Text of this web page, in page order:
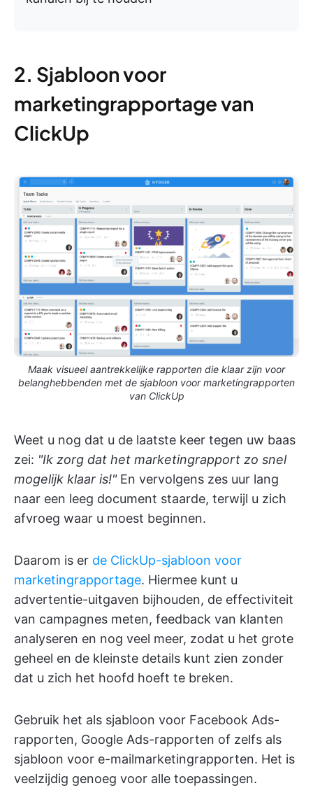
2. Sjabloon voor
marketingrapportage van
ClickUp
Maak visueel aantrekkelijke rapporten die klaar zijn voor
belanghebbenden met de sjabloon voor marketingrapporten
van ClickUp
Weet u nog dat u de laatste keer tegen uw baas
zei: "Ik zorg dat het marketingrapport zo snel
mogelijk klaar is!"En vervolgens zes uur lang
naar een leeg document staarde, terwijl u zich
afvroeg waar u moest beginnen.
Daarom is er de ClickUp-sjabloon voor
marketingrapportage. Hiermee kunt u
advertentie-uitgaven bijhouden, de effectiviteit
van campagnes meten, feedback van klanten
analyseren en nog veel meer, zodat u het grote
geheel en de kleinste details kunt zien zonder
dat u zich het hoofd hoeft te breken.
Gebruik het als sjabloon voor Facebook Ads-
rapporten, Google Ads-rapporten of zelfs als
sjabloon voor e-mailmarketingrapporten. Het is
veelzijdig genoeg voor alle toepassingen.